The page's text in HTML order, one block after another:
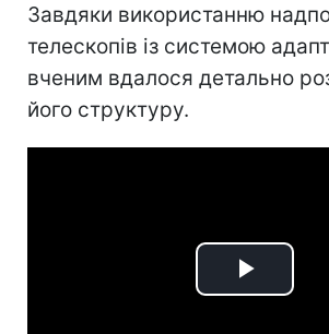
Завдяки використанню
телескопів із системою
вченим вдалося детально
його структуру.
Play